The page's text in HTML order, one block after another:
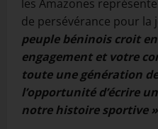
les Amazones
de persévérance pour la
peuple béninois croit
engagement et votre
toute une génération
l’opportunité d’écrire
notre histoire sportive